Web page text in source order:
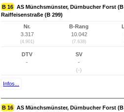
B 16 AS Münchsmünster, Dürnbucher Forst
Raiffeisenstraße (B 299)
Nr.
3.317
(4.901)
B-Rang
10.042
(7.638)
DTV
-
SV
-
(-)
Infos...
B 16 AS Münchsmünster, Dürnbucher Forst